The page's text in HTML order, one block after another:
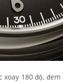
xoay 180 độ,